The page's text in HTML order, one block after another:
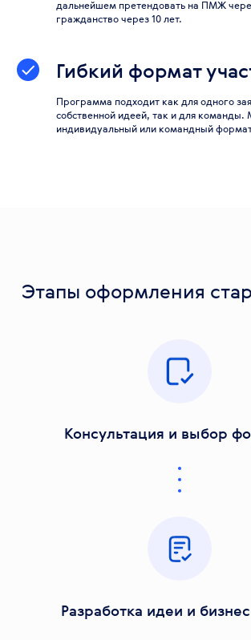
дальнейшем претендовать на ПМЖ
гражданство через 10 лет.
Гибкий формат
Программа подходит как для одного
собственной идеей, так и для
индивидуальный или командный
Этапы оформления
Консультация и выбор
Разработка идеи и